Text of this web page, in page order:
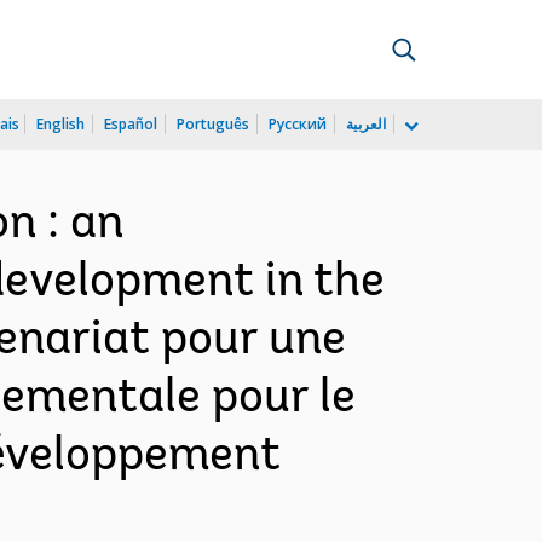
English Español Português Русский العربية
: an
in the
pour une
pour le